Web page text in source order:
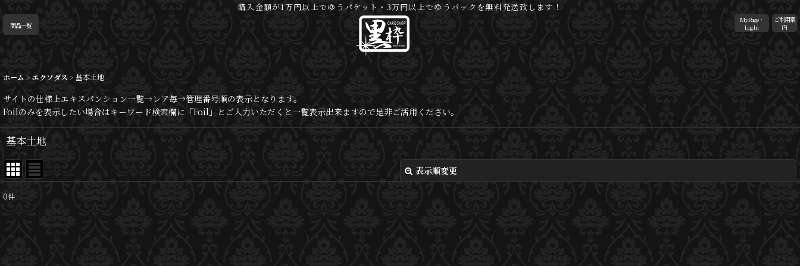
購入金額が1万円以上でゆうパケット・3万円以上でゆうパックを無料発送致します！
商品一覧
MyPage・
Log-In
ご利用案
内
ホーム > エクソダス > 基本土地
サイトの仕様上エキスパンション一覧→レア毎→管理番号順の表示となります。
Foilのみを表示したい場合はキーワード検索欄に「Foil」とご入力いただくと一覧表示出来ますので是非ご活用ください。
基本土地
表示順変更
表示数
0件